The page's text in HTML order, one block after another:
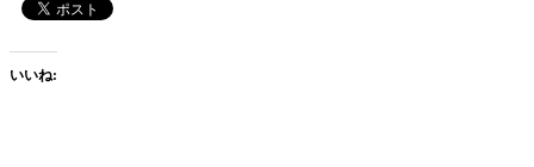
いいね: